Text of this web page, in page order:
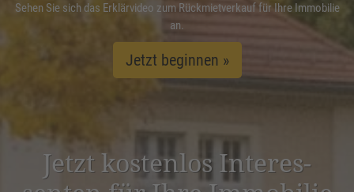
Sehen Sie sich das Erklärvideo zum Rückmietverkauf für Ihre Immobilie
an.
Jetzt beginnen »
Jetzt kostenlos Inter­es­